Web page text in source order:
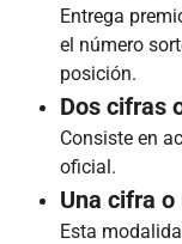
Entrega
el número
posición.
Dos cifras
Consiste en
oficial.
Una cifra o
Esta